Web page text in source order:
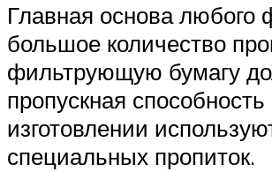
Главная основа
большое количество
фильтрующую бумагу
пропускная
изготовлении
специальных пропиток.